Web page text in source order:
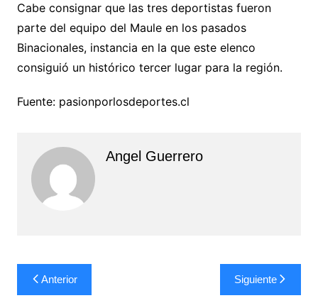
Cabe consignar que las tres deportistas fueron
parte del equipo del Maule en los pasados
Binacionales, instancia en la que este elenco
consiguió un histórico tercer lugar para la región.
Fuente: pasionporlosdeportes.cl
Angel Guerrero
Navegación
de
Anterior Siguiente